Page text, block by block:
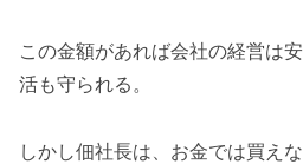
この金額があれば会社の経営は
活も守られる。
しかし佃社長は、お金では買え